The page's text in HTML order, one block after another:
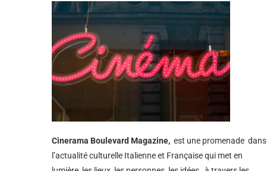
Cinerama Boulevard Magazine, est une promenade dans
l’actualité culturelle Italienne et Française qui met en